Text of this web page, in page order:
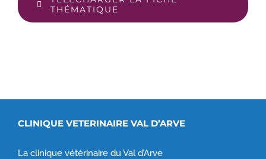
THÉMATIQUE
CLINIQUE VETERINAIRE VAL D’ARVE
La clinique vétérinaire du Val d’Arve